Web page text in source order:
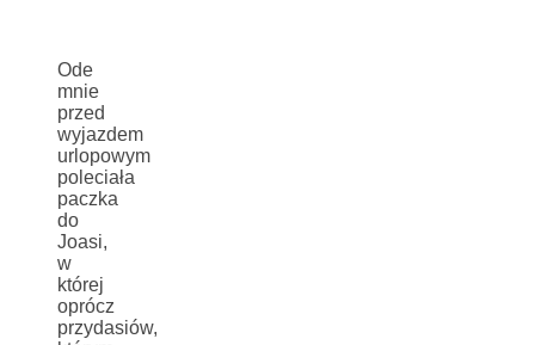
Ode
mnie
przed
wyjazdem
urlopowym
poleciała
paczka
do
Joasi,
w
której
oprócz
przydasiów,